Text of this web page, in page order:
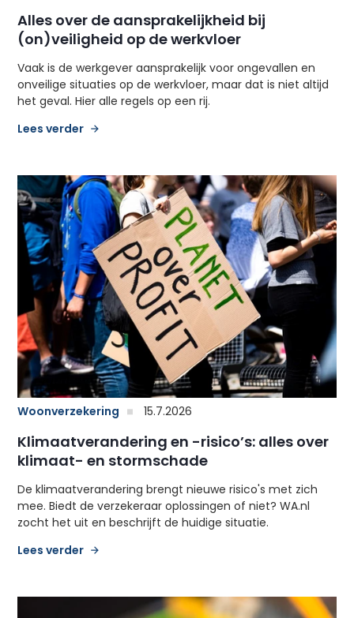
Alles over de aansprakelijkheid bij
(on)veiligheid op de werkvloer
Vaak is de werkgever aansprakelijk voor ongevallen en
onveilige situaties op de werkvloer, maar dat is niet altijd
het geval. Hier alle regels op een rij.
Lees verder
Woonverzekering 15.7.2026
Klimaatverandering en -risico’s: alles over
klimaat- en stormschade
De klimaatverandering brengt nieuwe risico's met zich
mee. Biedt de verzekeraar oplossingen of niet? WA.nl
zocht het uit en beschrijft de huidige situatie.
Lees verder